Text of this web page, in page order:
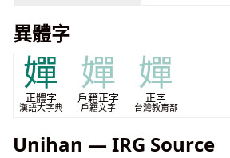
異體字
嬋
正體字
漢語大字典
嬋
戶籍正字
戶籍文字
嬋
正字
台灣教育部
Unihan — IRG Source